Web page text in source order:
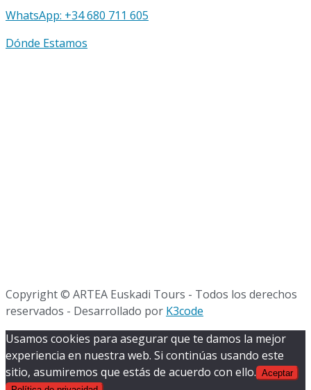
WhatsApp: +34 680 711 605
Dónde Estamos
Copyright © ARTEA Euskadi Tours - Todos los derechos
reservados - Desarrollado por K3code
Usamos cookies para asegurar que te damos la mejor
experiencia en nuestra web. Si continúas usando este
sitio, asumiremos que estás de acuerdo con ello. Aceptar